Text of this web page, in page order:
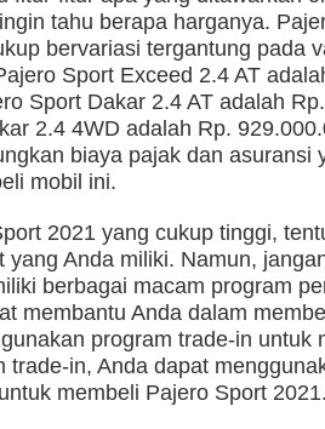
tahu berapa harganya.
bervariasi tergantung pada
Sport Exceed 2.4 AT
Sport Dakar 2.4 AT adalah
2.4 4WD adalah Rp.
biaya pajak dan asuransi
mobil ini.
2021 yang cukup tinggi,
yang Anda miliki. Namun,
berbagai macam program
membantu Anda dalam
program trade-in untuk
trade-in, Anda dapat
membeli Pajero Sport 2021.